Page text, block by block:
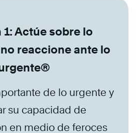
1: Actúe sobre lo
reaccione ante lo
de lo urgente y
su capacidad de
en medio de feroces